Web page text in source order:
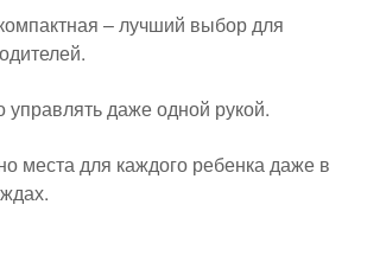
– лучший выбор для
даже одной рукой.
места для каждого ребенка даже в